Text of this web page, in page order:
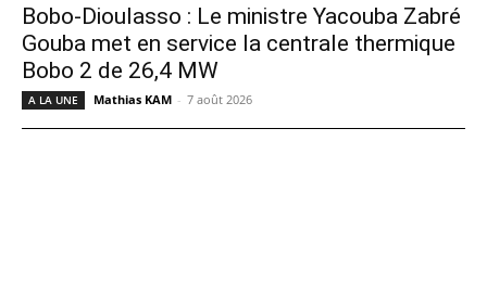
Bobo-Dioulasso : Le ministre Yacouba Zabré
Gouba met en service la centrale thermique
Bobo 2 de 26,4 MW
A LA UNE Mathias KAM - 7 août 2026